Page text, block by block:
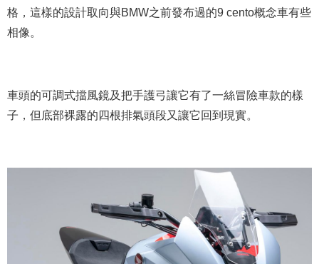
格，這樣的設計取向與BMW之前發布過的9 cento概念車有些
相像。
車頭的可調式擋風鏡及把手護弓讓它有了一絲冒險車款的樣
子，但底部裸露的四根排氣頭段又讓它回到現實。